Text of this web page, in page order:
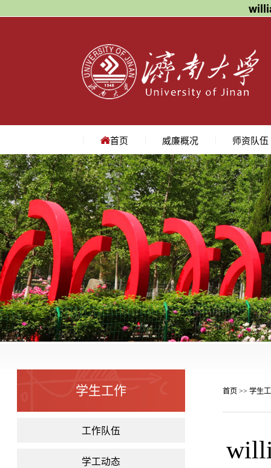
首页 威廉概况
学院简介
学院领导
机构设置
院长寄语
地理位置
师资队伍
教授
副教授
讲师
名师访谈
学生工作
工作队伍
学工动态
首页>> 学生